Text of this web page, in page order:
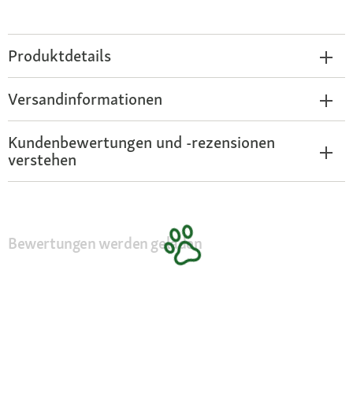
Produktdetails
Versandinformationen
Kundenbewertungen und -rezensionen
verstehen
Bewertungen werden geladen